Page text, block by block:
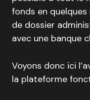
fonds en
de dossier
avec une banque
Voyons donc ici
la plateforme